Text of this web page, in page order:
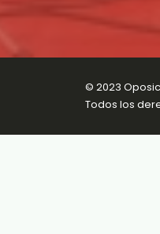
© 2023
Todos los